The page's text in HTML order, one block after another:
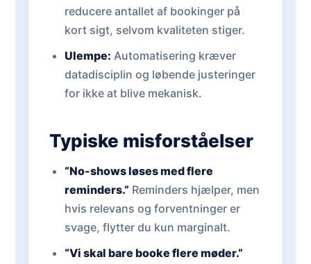
reducere antallet af bookinger på
kort sigt, selvom kvaliteten stiger.
Ulempe: Automatisering kræver
datadisciplin og løbende justeringer
for ikke at blive mekanisk.
Typiske misforståelser
“No-shows løses med flere
reminders.” Reminders hjælper, men
hvis relevans og forventninger er
svage, flytter du kun marginalt.
“Vi skal bare booke flere møder.”